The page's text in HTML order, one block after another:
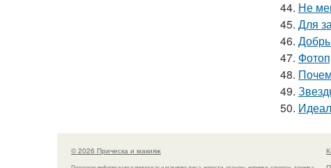
44. Не
45. Для
46.
47.
48.
49.
50.
© 2026 Прическа и макияж